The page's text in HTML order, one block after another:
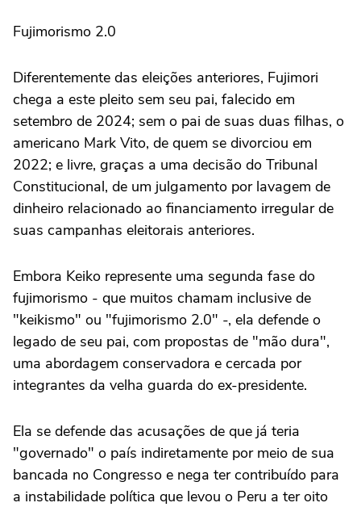
Fujimorismo 2.0
Diferentemente das eleições anteriores, Fujimori
chega a este pleito sem seu pai, falecido em
setembro de 2024; sem o pai de suas duas filhas, o
americano Mark Vito, de quem se divorciou em
2022; e livre, graças a uma decisão do Tribunal
Constitucional, de um julgamento por lavagem de
dinheiro relacionado ao financiamento irregular de
suas campanhas eleitorais anteriores.
Embora Keiko represente uma segunda fase do
fujimorismo - que muitos chamam inclusive de
"keikismo" ou "fujimorismo 2.0" -, ela defende o
legado de seu pai, com propostas de "mão dura",
uma abordagem conservadora e cercada por
integrantes da velha guarda do ex-presidente.
Ela se defende das acusações de que já teria
"governado" o país indiretamente por meio de sua
bancada no Congresso e nega ter contribuído para
a instabilidade política que levou o Peru a ter oito